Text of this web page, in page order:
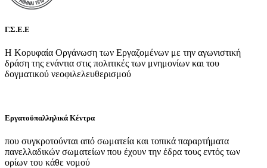
Γ.Σ.Ε.Ε
Η Κορυφαία Οργάνωση των Εργαζομένων με την αγωνιστική
δράση της ενάντια στις πολιτικές των μνημονίων και του
δογματικού νεοφιλελευθερισμού
Εργατοϋπαλληλικά Κέντρα
που συγκροτούνται από σωματεία και τοπικά παραρτήματα
πανελλαδικών σωματείων που έχουν την έδρα τους εντός των
ορίων του κάθε νομού